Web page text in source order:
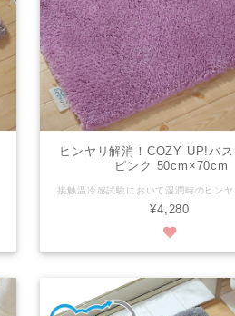
ヒンヤリ解消！COZY UP!バ
ピンク 50cm×70cm
¥4,280